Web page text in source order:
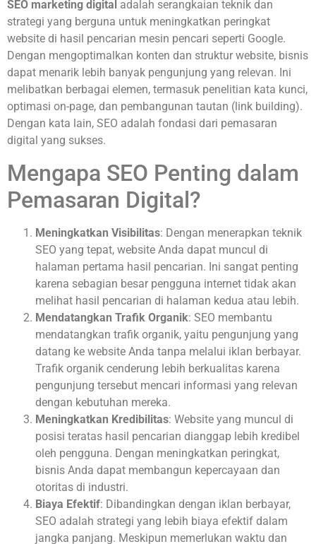
SEO marketing digital adalah serangkaian teknik dan
strategi yang berguna untuk meningkatkan peringkat
website di hasil pencarian mesin pencari seperti Google.
Dengan mengoptimalkan konten dan struktur website, bisnis
dapat menarik lebih banyak pengunjung yang relevan. Ini
melibatkan berbagai elemen, termasuk penelitian kata kunci,
optimasi on-page, dan pembangunan tautan (link building).
Dengan kata lain, SEO adalah fondasi dari pemasaran
digital yang sukses.
Mengapa SEO Penting dalam
Pemasaran Digital?
Meningkatkan Visibilitas: Dengan menerapkan teknik
SEO yang tepat, website Anda dapat muncul di
halaman pertama hasil pencarian. Ini sangat penting
karena sebagian besar pengguna internet tidak akan
melihat hasil pencarian di halaman kedua atau lebih.
Mendatangkan Trafik Organik: SEO membantu
mendatangkan trafik organik, yaitu pengunjung yang
datang ke website Anda tanpa melalui iklan berbayar.
Trafik organik cenderung lebih berkualitas karena
pengunjung tersebut mencari informasi yang relevan
dengan kebutuhan mereka.
Meningkatkan Kredibilitas: Website yang muncul di
posisi teratas hasil pencarian dianggap lebih kredibel
oleh pengguna. Dengan meningkatkan peringkat,
bisnis Anda dapat membangun kepercayaan dan
otoritas di industri.
Biaya Efektif: Dibandingkan dengan iklan berbayar,
SEO adalah strategi yang lebih biaya efektif dalam
jangka panjang. Meskipun memerlukan waktu dan